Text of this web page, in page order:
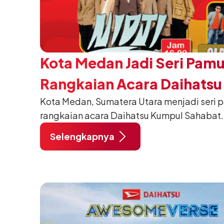
Kota Medan Jadi Seri
Rangkaian Acara
Sahabat 2024
Kota Medan, Sumatera Utara menjadi seri
rangkaian acara Daihatsu Kumpul
November 2024 pukul 06:30–18:00 WIB, di
Medan.
Selengkapnya